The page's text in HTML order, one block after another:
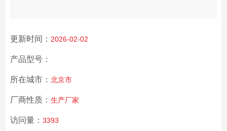
更新时间： 2026-02-02
产品型号：
所在城市： 北京市
厂商性质： 生产厂家
访问量： 3393